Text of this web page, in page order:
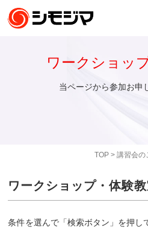
TOP> 講習会の
ワークショッ
当ページから参加お申
ワークショップ・体験
条件を選んで「検索ボタン」を押し